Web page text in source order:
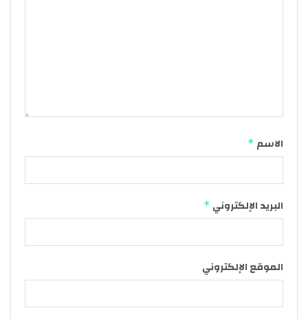
الاسم *
البريد الإلكتروني *
الموقع الإلكتروني